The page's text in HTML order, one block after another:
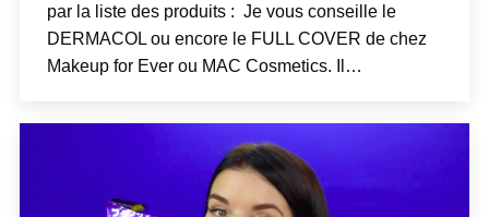
par la liste des produits : Je vous conseille le
DERMACOL ou encore le FULL COVER de chez
Makeup for Ever ou MAC Cosmetics. Il…